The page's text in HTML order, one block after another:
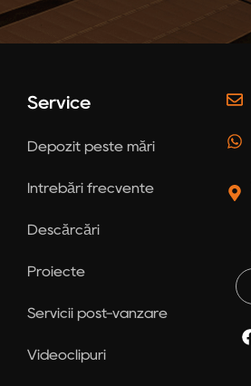
Service
Depozit peste mări
Întrebări frecvente
Descărcări
Proiecte
Servicii post-vânzare
Videoclipuri